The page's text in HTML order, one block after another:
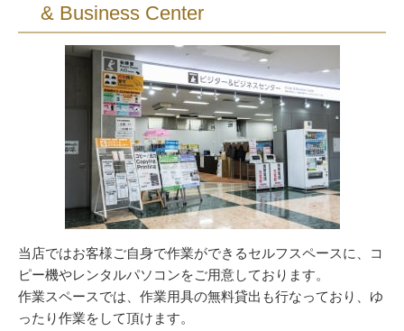
& Business Center
当店ではお客様ご自身で作業ができるセルフスペースに、コ
ピー機やレンタルパソコンをご用意しております。
作業スペースでは、作業用具の無料貸出も行なっており、ゆ
ったり作業をして頂けます。